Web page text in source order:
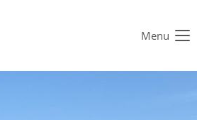
col1" existiert leider nicht.
Menu